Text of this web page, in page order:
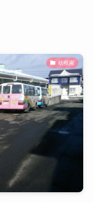
幼稚園